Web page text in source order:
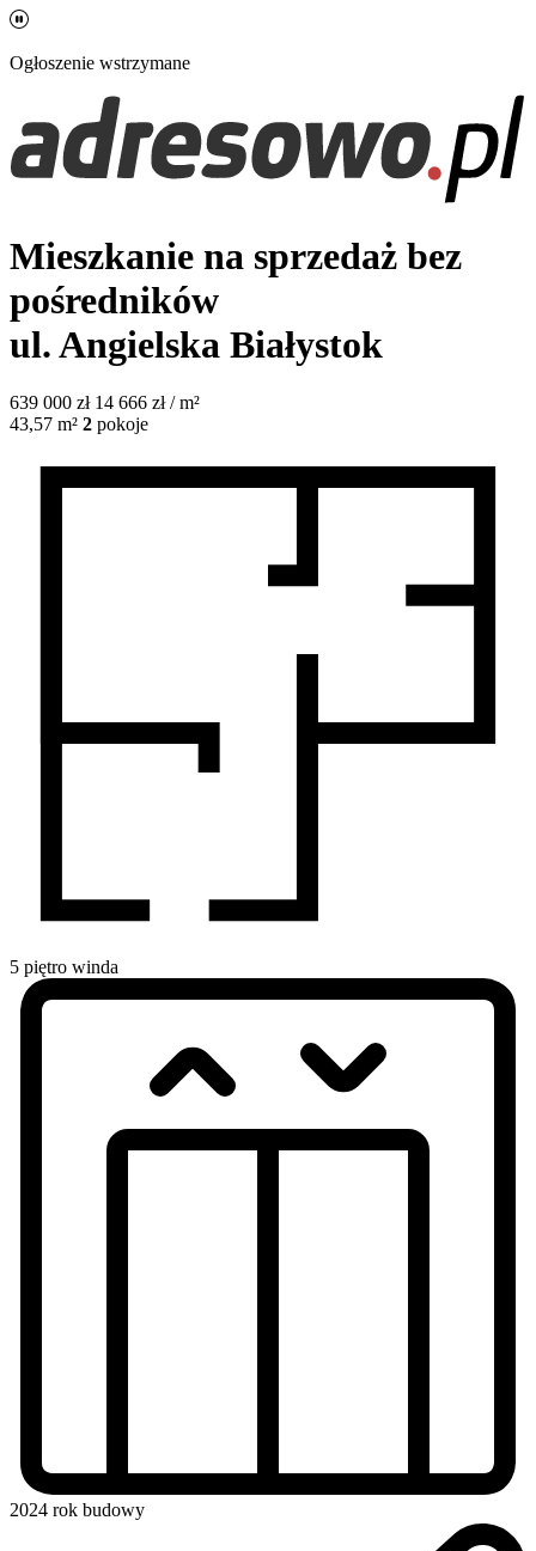
Ogłoszenie wstrzymane
Mieszkanie na sprzedaż bez
pośredników
ul. Angielska Białystok
639 000 zł 14 666 zł / m²
43,57 m² 2 pokoje
5 piętro winda
2024 rok budowy